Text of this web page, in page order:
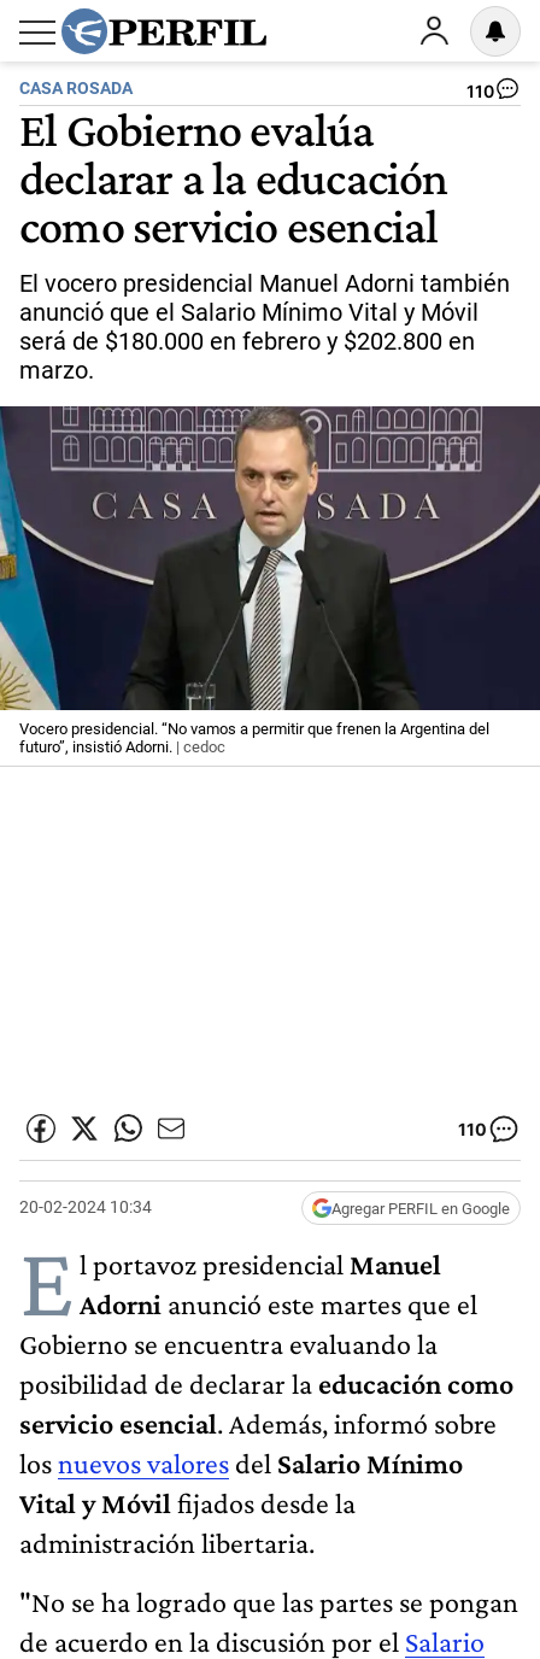
CASA ROSADA 110
El Gobierno evalúa
declarar a la educación
como servicio esencial
El vocero presidencial Manuel Adorni también
anunció que el Salario Mínimo Vital y Móvil
será de $180.000 en febrero y $202.800 en
marzo.
Vocero presidencial. “No vamos a permitir que frenen la Argentina del
futuro”, insistió Adorni. | cedoc
110
20-02-2024 10:34 Agregar PERFIL en Google
E l portavoz presidencial Manuel
Adorni anunció este martes que el
Gobierno se encuentra evaluando la
posibilidad de declarar la educación como
servicio esencial. Además, informó sobre
losnuevos valores del Salario Mínimo
Vital y Móvil fijados desde la
administración libertaria.
"No se ha logrado que las partes se pongan
de acuerdo en la discusión por el Salario